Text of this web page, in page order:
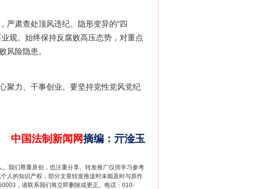
肃查处顶风违纪、隐形变异的“四
观。始终保持反腐败高压态势，对重点
风险隐患。
力、干事创业。要坚持党性党风党纪
中国法制新闻网摘编 ： 亓淦玉
我们尊重原创，也注重分享。转发推广仅供学习参考
人的知识产权，部分文章转发推送时未能及时与原作
，请联系我们将立即删除或更正。电话：010-
法官巧妙执行解纠纷
新中国诞生的见证